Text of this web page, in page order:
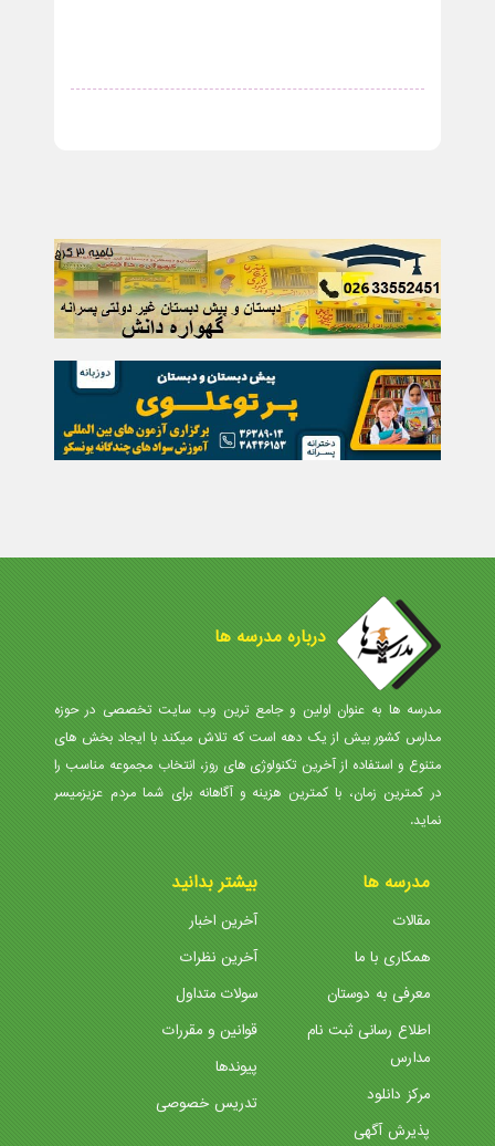
درباره مدرسه ها
مدرسه ها به عنوان اولین و جامع ترین وب سایت تخصصی در حوزه
مدارس کشور بیش از یک دهه است که تلاش میکند با ایجاد بخش های
متنوع و استفاده از آخرین تکنولوژی های روز، انتخاب مجموعه مناسب را
در کمترین زمان، با کمترین هزینه و آگاهانه برای شما مردم عزیزمیسر
نماید.
مدرسه ها
مقالات
همکاری با ما
معرفی به دوستان
اطلاع رسانی ثبت نام
مدارس
مرکز دانلود
پذیرش آگهی
بیشتر بدانید
آخرین اخبار
آخرین نظرات
سولات متداول
قوانین و مقررات
پیوندها
تدریس خصوصی